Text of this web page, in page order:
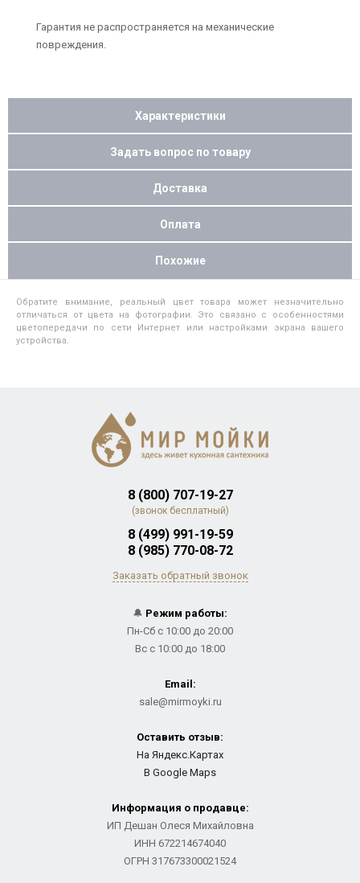
Гарантия не распространяется на механические
повреждения.
Характеристики
Задать вопрос по товару
Доставка
Оплата
Похожие
Обратите внимание, реальный цвет товара может незначительно
отличаться от цвета на фотографии. Это связано с особенностями
цветопередачи по сети Интернет или настройками экрана вашего
устройства.
8 (800) 707-19-27
(звонок бесплатный)
8 (499) 991-19-59
8 (985) 770-08-72
Заказать обратный звонок
🔔 Режим работы:
Пн-Сб с 10:00 до 20:00
Вс с 10:00 до 18:00
Email:
sale@mirmoyki.ru
Оставить отзыв:
На Яндекс.Картах
В Google Maps
Информация о продавце:
ИП Дешан Олеся Михайловна
ИНН 672214674040
ОГРН 317673300021524